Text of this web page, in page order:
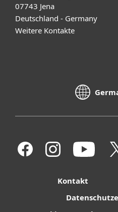
07743 Jena
Deutschland - Germany
Weitere Kontakte
Kontakt